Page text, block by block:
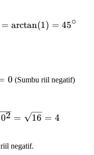
\theta =
= arctan(1) = 45∘
0 (Sumbu riil negatif)
= \sqrt{(-4)^2 +
02 = 16 = 4
negatif.